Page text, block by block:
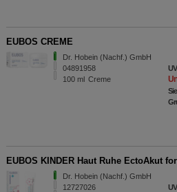
EUBOS CREME
Dr. Hobein (Nachf.) GmbH
04891958
100 ml Creme
EUBOS KINDER Haut Ruhe EctoAkut
Dr. Hobein (Nachf.) GmbH
12727026